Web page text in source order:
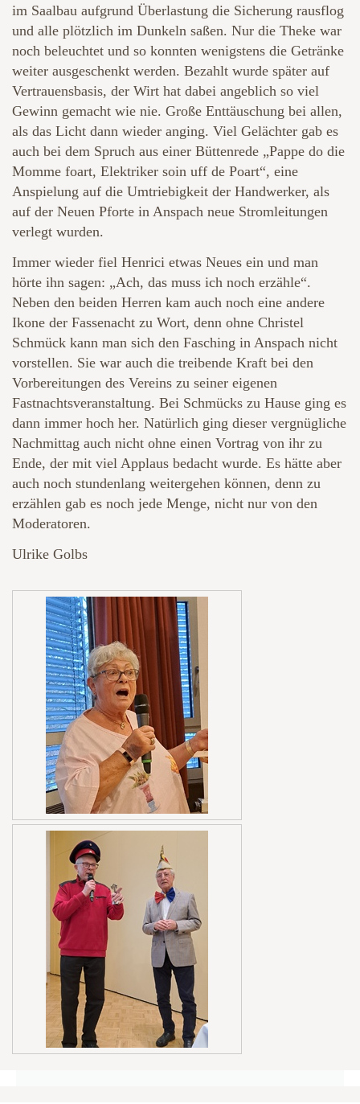
im Saalbau aufgrund Überlastung die Sicherung rausflog
und alle plötzlich im Dunkeln saßen. Nur die Theke war
noch beleuchtet und so konnten wenigstens die Getränke
weiter ausgeschenkt werden. Bezahlt wurde später auf
Vertrauensbasis, der Wirt hat dabei angeblich so viel
Gewinn gemacht wie nie. Große Enttäuschung bei allen,
als das Licht dann wieder anging. Viel Gelächter gab es
auch bei dem Spruch aus einer Büttenrede „Pappe do die
Momme foart, Elektriker soin uff de Poart“, eine
Anspielung auf die Umtriebigkeit der Handwerker, als
auf der Neuen Pforte in Anspach neue Stromleitungen
verlegt wurden.
Immer wieder fiel Henrici etwas Neues ein und man
hörte ihn sagen: „Ach, das muss ich noch erzähle“.
Neben den beiden Herren kam auch noch eine andere
Ikone der Fassenacht zu Wort, denn ohne Christel
Schmück kann man sich den Fasching in Anspach nicht
vorstellen. Sie war auch die treibende Kraft bei den
Vorbereitungen des Vereins zu seiner eigenen
Fastnachtsveranstaltung. Bei Schmücks zu Hause ging es
dann immer hoch her. Natürlich ging dieser vergnügliche
Nachmittag auch nicht ohne einen Vortrag von ihr zu
Ende, der mit viel Applaus bedacht wurde. Es hätte aber
auch noch stundenlang weitergehen können, denn zu
erzählen gab es noch jede Menge, nicht nur von den
Moderatoren.
Ulrike Golbs